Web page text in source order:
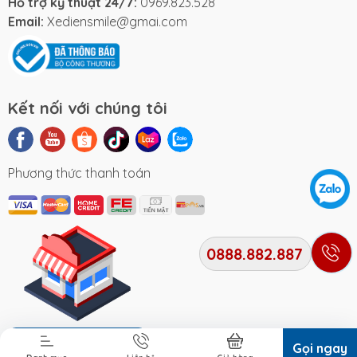
Gọi ngay
lái dễ dàng kiểm soát lực phanh và tránh được
những tình huống nguy hiểm.
+ Phanh cơ được trang bị thêm ở bánh sau,
phối hợp nhịp nhàng với phanh trước, đảm
bảo quá trình giảm tốc diễn ra một cách an
toàn, cân bằng và mượt mà, nâng cao hiệu
3. Hệ thống đèn LED trang bị trước và sau siêu
sáng
Nhà sản xuất đã ưu ái trang bị cho siêu phẩm
hottrend VC 2025 hệ thống đèn LED hiện đại
Email: Xediensmile@gmai.com
Kết nối với chúng tôi
Phương thức thanh toán
Địa chỉ cửa hàng
0888.882.887